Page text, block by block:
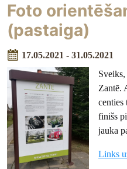
Foto
(pastaiga)
17.05.2021 - 31.05.2021
Sveiks,
Zantē.
centies
finišs
jauka
Links